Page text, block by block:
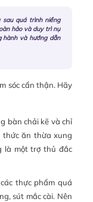
sau quá trình niềng
hảo và duy trì nụ
hành và hướng dẫn
sóc cẩn thận. Hãy
bàn chải kẽ và chỉ
thức ăn thừa xung
là một trợ thủ đắc
thực phẩm quá
sút mắc cài. Nên